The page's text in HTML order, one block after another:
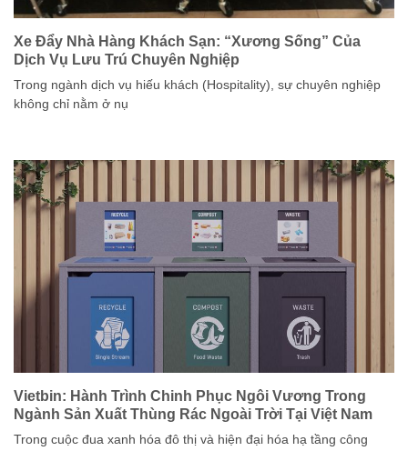
Xe Đẩy Nhà Hàng Khách Sạn: “Xương Sống” Của
Dịch Vụ Lưu Trú Chuyên Nghiệp
Trong ngành dịch vụ hiếu khách (Hospitality), sự chuyên nghiệp
không chỉ nằm ở nụ
Vietbin: Hành Trình Chinh Phục Ngôi Vương Trong
Ngành Sản Xuất Thùng Rác Ngoài Trời Tại Việt Nam
Trong cuộc đua xanh hóa đô thị và hiện đại hóa hạ tầng công